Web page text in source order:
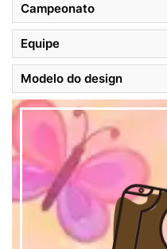
Campeonato
Equipe
Modelo do design